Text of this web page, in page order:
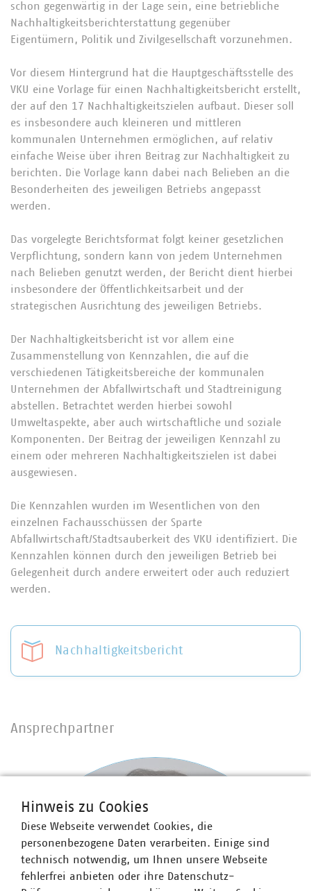
schon gegenwärtig in der Lage sein, eine betriebliche
Nachhaltigkeitsberichterstattung gegenüber
Eigentümern, Politik und Zivilgesellschaft vorzunehmen.
Vor diesem Hintergrund hat die Hauptgeschäftsstelle des
VKU eine Vorlage für einen Nachhaltigkeitsbericht erstellt,
der auf den 17 Nachhaltigkeitszielen aufbaut. Dieser soll
es insbesondere auch kleineren und mittleren
kommunalen Unternehmen ermöglichen, auf relativ
einfache Weise über ihren Beitrag zur Nachhaltigkeit zu
berichten. Die Vorlage kann dabei nach Belieben an die
Besonderheiten des jeweiligen Betriebs angepasst
werden.
Das vorgelegte Berichtsformat folgt keiner gesetzlichen
Verpflichtung, sondern kann von jedem Unternehmen
nach Belieben genutzt werden, der Bericht dient hierbei
insbesondere der Öffentlichkeitsarbeit und der
strategischen Ausrichtung des jeweiligen Betriebs.
Der Nachhaltigkeitsbericht ist vor allem eine
Zusammenstellung von Kennzahlen, die auf die
verschiedenen Tätigkeitsbereiche der kommunalen
Unternehmen der Abfallwirtschaft und Stadtreinigung
abstellen. Betrachtet werden hierbei sowohl
Umweltaspekte, aber auch wirtschaftliche und soziale
Komponenten. Der Beitrag der jeweiligen Kennzahl zu
einem oder mehreren Nachhaltigkeitszielen ist dabei
ausgewiesen.
Die Kennzahlen wurden im Wesentlichen von den
einzelnen Fachausschüssen der Sparte
Abfallwirtschaft/Stadtsauberkeit des VKU identifiziert. Die
Kennzahlen können durch den jeweiligen Betrieb bei
Gelegenheit durch andere erweitert oder auch reduziert
werden.
Nachhaltigkeitsbericht
Ansprechpartner
Hinweis zu Cookies
Diese Webseite verwendet Cookies, die
personenbezogene Daten verarbeiten. Einige sind
technisch notwendig, um Ihnen unsere Webseite
fehlerfrei anbieten oder ihre Datenschutz-